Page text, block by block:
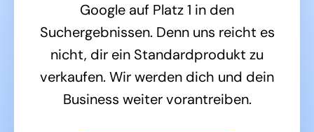
Google auf Platz 1 in den
Suchergebnissen. Denn uns reicht es
nicht, dir ein Standardprodukt zu
verkaufen. Wir werden dich und dein
Business weiter vorantreiben.